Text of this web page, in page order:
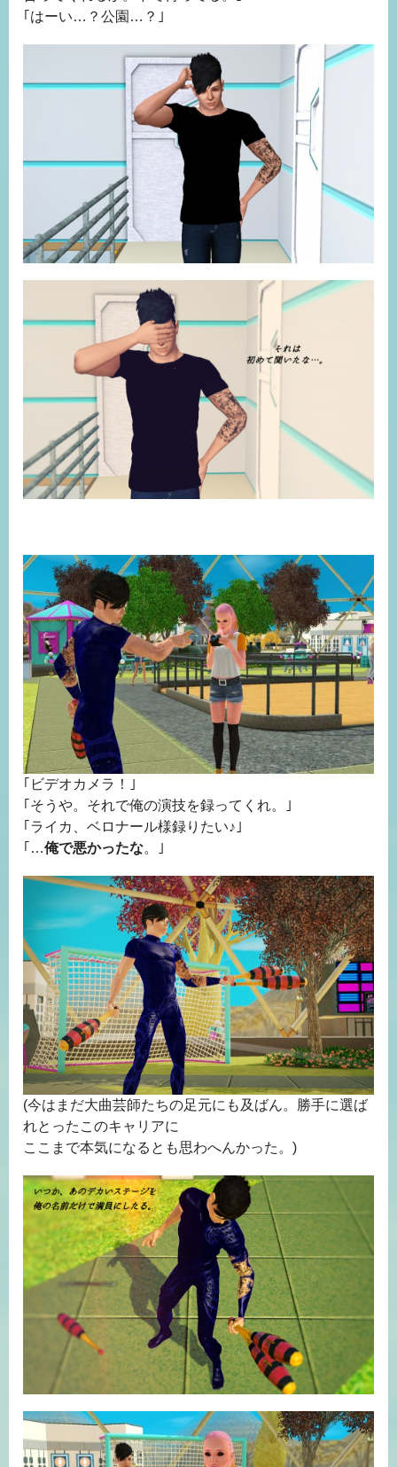
｢はーい…？公園…？｣
｢ビデオカメラ！｣
｢そうや。それで俺の演技を録ってくれ。｣
｢ライカ、ベロナール様録りたい♪｣
｢…俺で悪かったな。｣
(今はまだ大曲芸師たちの足元にも及ばん。勝手に選ば
れとったこのキャリアに
ここまで本気になるとも思わへんかった。)